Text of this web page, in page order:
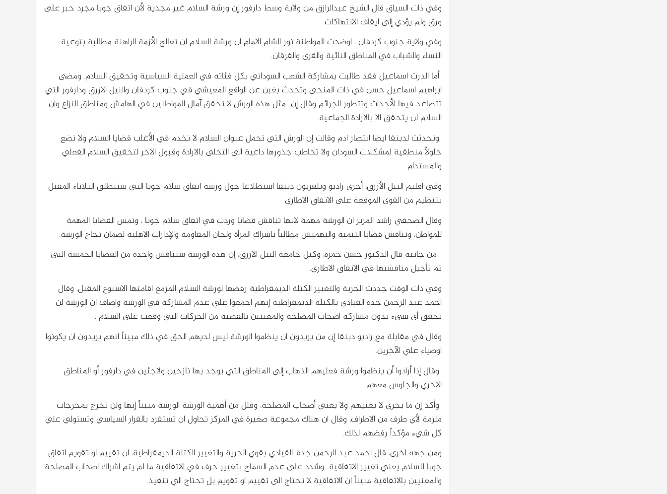
وفي ذات السياق قال الشيخ عبدالرازق من ولاية وسط دارفور إن ورشة السلام غير مجدية لأن اتفاق جوبا مجرد حبر على
ورق ولم يؤدي إلى ايقاف الانتهاكات.
وفي ولاية جنوب كردفان ، اوضحت المواطنة نور الشام الامام ان ورشة السلام لن تعالج الأزمة الراهنة مطالبة بتوعية
النساء والشباب في المناطق النائية والقرى والفرقان.
أما الدرت اسماعيل فقد طالبت بمشاركة الشعب السوداني بكل فئاته في العملية السياسية وتحقيق السلام. ومضى
ابراهيم اسماعيل حسن في ذات المنحى وتحدث بغبن عن الواقع المعيشي في جنوب كردفان والنيل الازرق ودارفور التي
تتصاعد فيها الأحداث وتتطور الجرائم وقال إن مثل هذه الورش لا تحقق آمال المواطنين في الهامش ومناطق النزاع وان
السلام لن يتحقق الا بالارادة الجماعية.
وتحدثت لدبنقا ايضا انتصار ادم وقالت إن الورش التي تحمل عنوان السلام لا تخدم في الأغلب قضايا السلام ولا تضع
حلولاً منطقية لمشكلات السودان ولا تخاطب جذورها داعية الى التحلى بالارادة وقبول الاخر لتحقيق السلام الفعلي
والمستدام.
وفي اقليم النيل الأزرق، أجرى راديو وتلفزيون دبنقا استطلاعا حول ورشة اتفاق سلام جوبا التي ستنطلق الثلاثاء المقبل
بتنظيم من القوى الموقعة على الاتفاق الاطاري
وقال الصحفي راشد المرير ان الورشة مهمة لانها تناقش قضايا وردت في اتفاق سلام جوبا ، وتمس القضايا المهمة
للمواطن، وتناقش قضايا التنمية والتهميش مطالباً باشراك المرأة ولجان المقاومة والإدارات الاهلية لضمان نجاح الورشة.
من جانبه قال الدكتور حسن حمزة، وكيل جامعة النيل الازرق، إن هذه الورشه ستناقش واحدة من القضايا الخمسة التي
تم تأجيل مناقشتها في الاتفاق الاطاري.
وفي ذات الوقت جددت الحرية والتغيير الكتلة الديمقراطية رفضها لورشة السلام المزمع اقامتها الاسبوع المقبل. وقال
احمد عبد الرحمن جدة القيادي بالكتلة الديمقراطية إنهم اجمعوا علي عدم المشاركة في الورشة واضاف ان الورشة لن
تحقق أي شيء بدون مشاركة اصحاب المصلحة والمعنيين بالقضية من الحركات التي وقعت علي السلام .
وقال في مقابلة مع راديو دبنقا إن من يريدون ان ينظموا الورشة ليس لديهم الحق في ذلك مبيناً انهم يريدون ان يكونوا
اوصياء علي الآخرين.
وقال إذا أرادوا أن ينظموا ورشة فعليهم الذهاب إلى المناطق التي يوجد بها نازحين ولاجئين في دارفور أو المناطق
الاخري والجلوس معهم.
وأكد إن ما يجري لا يعنيهم ولا يعني أصحاب المصلحة، وقلل من أهمية الورشة الورشة مبيناً إنها ولن تخرج بمخرجات
ملزمة لأي طرف من الاطراف، وقال ان هناك مجموعة صغيرة في المركز تحاول ان تستفرد بالقرار السياسي وتستولي علي
كل شيء مؤكداً رفضهم لذلك.
ومن جهه اخرى، قال احمد عبد الرحمن جدة، القيادي بقوي الحرية والتغيير الكتلة الديمقراطية، ان تقييم او تقويم اتفاق
جوبا للسلام يعني تغيير الاتفاقية وشدد على عدم السماح بتغيير حرف في الاتفاقية ما لم يتم اشراك اصحاب المصلحة
والمعنيين بالاتفاقية مبيناً ان الاتفاقية لا تحتاج الى تقييم او تقويم بل تحتاج الي تنفيذ.